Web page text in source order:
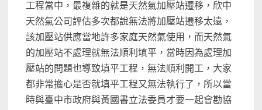
工程當中，最複雜的就是天然氣加壓站遷移，欣中
天然氣公司評估多次都說無法將加壓站遷移太遠，
該加壓站供應當地許多家庭天然氣使用，而天然氣
的加壓站不處理就無法順利填平，當時因為處理加
壓站的問題也導致填平工程，無法順利開工，大家
都非常擔心是否就填平工程又無法執行了，所以當
時與臺中市政府與黃國書立法委員才要一起會勘協